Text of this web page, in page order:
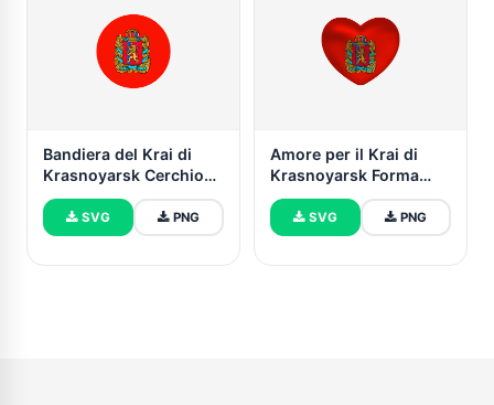
Bandiera del Krai di
Krasnoyarsk Cerchio
Vettore Gratuito
SVG PNG
Amore per il Krai di
Krasnoyarsk Forma
Cuore
SVG PNG